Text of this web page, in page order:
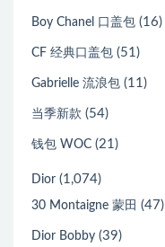
Boy Chanel 口盖包 (16)
CF 经典口盖包 (51)
Gabrielle 流浪包 (11)
当季新款 (54)
钱包 WOC (21)
Dior (1,074)
30 Montaigne 蒙田 (47)
Dior Bobby (39)